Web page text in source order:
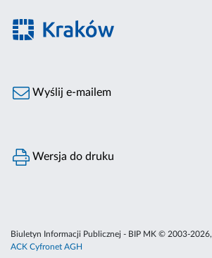
Wyślij e-mailem
Wersja do druku
Biuletyn Informacji Publicznej - BIP MK © 2003-2026,
ACK Cyfronet AGH